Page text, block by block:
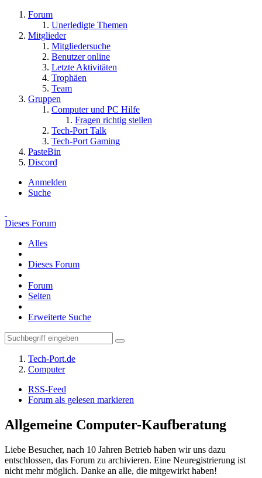
Forum
Unerledigte Themen
Mitglieder
Mitgliedersuche
Benutzer online
Letzte Aktivitäten
Trophäen
Team
Gruppen
Computer und PC Hilfe
Fragen richtig stellen
Tech-Port Talk
Tech-Port Gaming
PasteBin
Discord
Anmelden
Suche
Dieses Forum
Alles
Dieses Forum
Forum
Seiten
Erweiterte Suche
Tech-Port.de
Computer
RSS-Feed
Forum als gelesen markieren
Allgemeine Computer-Kaufberatung
Liebe Besucher, nach 10 Jahren Betrieb haben wir uns dazu
entschlossen, das Forum zu archivieren. Eine Neuregistrierung ist
nicht mehr möglich. Danke an alle, die mitgewirkt haben!